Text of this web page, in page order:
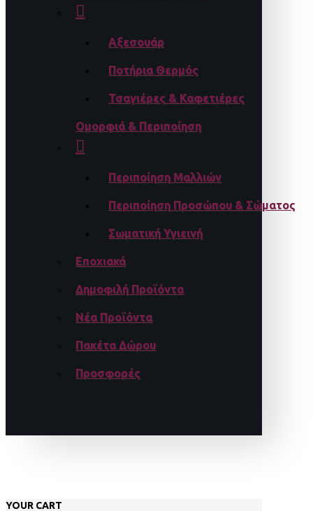
Αξεσουάρ
Ποτήρια Θερμός
Τσαγιέρες & Καφετιέρες
Ομορφιά & Περιποίηση
Περιποίηση Μαλλιών
Περιποίηση Προσώπου & Σώματος
Σωματική Υγιεινή
Εποχιακά
Δημοφιλή Προϊόντα
Νέα Προϊόντα
Πακέτα Δώρου
Προσφορές
YOUR CART